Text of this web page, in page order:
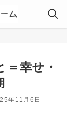
＝幸せ・
年11月6日